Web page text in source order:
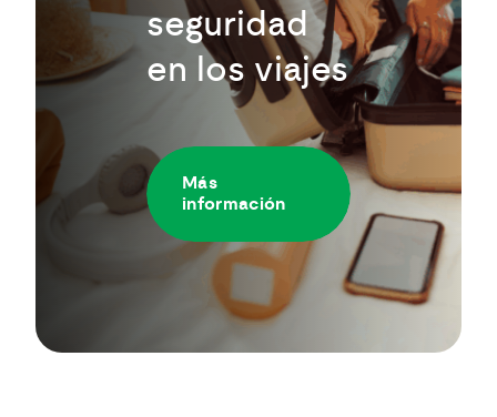
seguridad
en los viajes
Más
información